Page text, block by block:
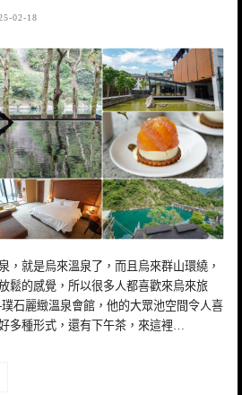
02-18
，就是烏來溫泉了，而且烏來群山環繞，
鬆的感覺，所以很多人都喜歡來烏來旅
石麗緻溫泉會館，他的大眾池空間令人喜
多種形式，還有下午茶，來這裡…